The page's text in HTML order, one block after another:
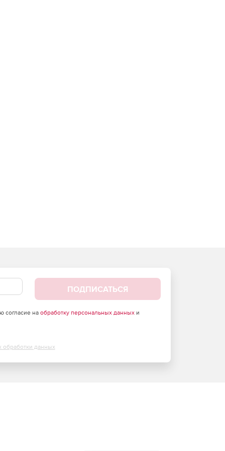
ПОДПИСАТЬСЯ
согласие на обработку персональных данныхи
обработки данных